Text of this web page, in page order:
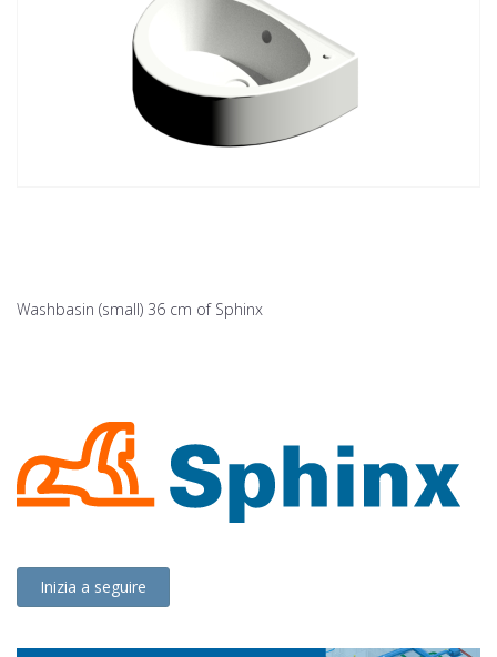
Washbasin (small) 36 cm of Sphinx
Inizia a seguire